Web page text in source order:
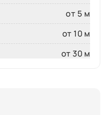
от 5 м
от 10 м
от 30 м